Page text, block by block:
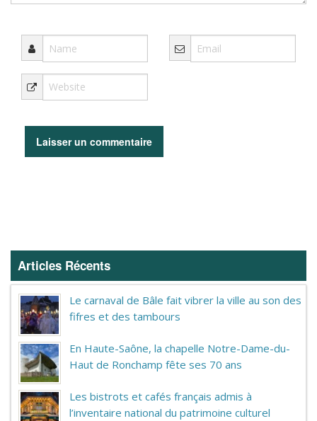
Articles Récents
Le carnaval de Bâle fait vibrer la ville au son des
fifres et des tambours
En Haute-Saône, la chapelle Notre-Dame-du-
Haut de Ronchamp fête ses 70 ans
Les bistrots et cafés français admis à
l’inventaire national du patrimoine culturel